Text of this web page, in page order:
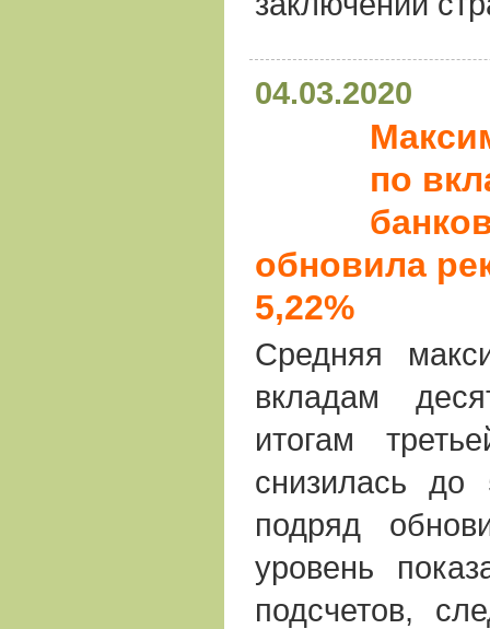
04.03.2020
по
обновила
5,22%
Средняя
вкладам
итогам
снизилась до
подряд
уровень
подсчетов,